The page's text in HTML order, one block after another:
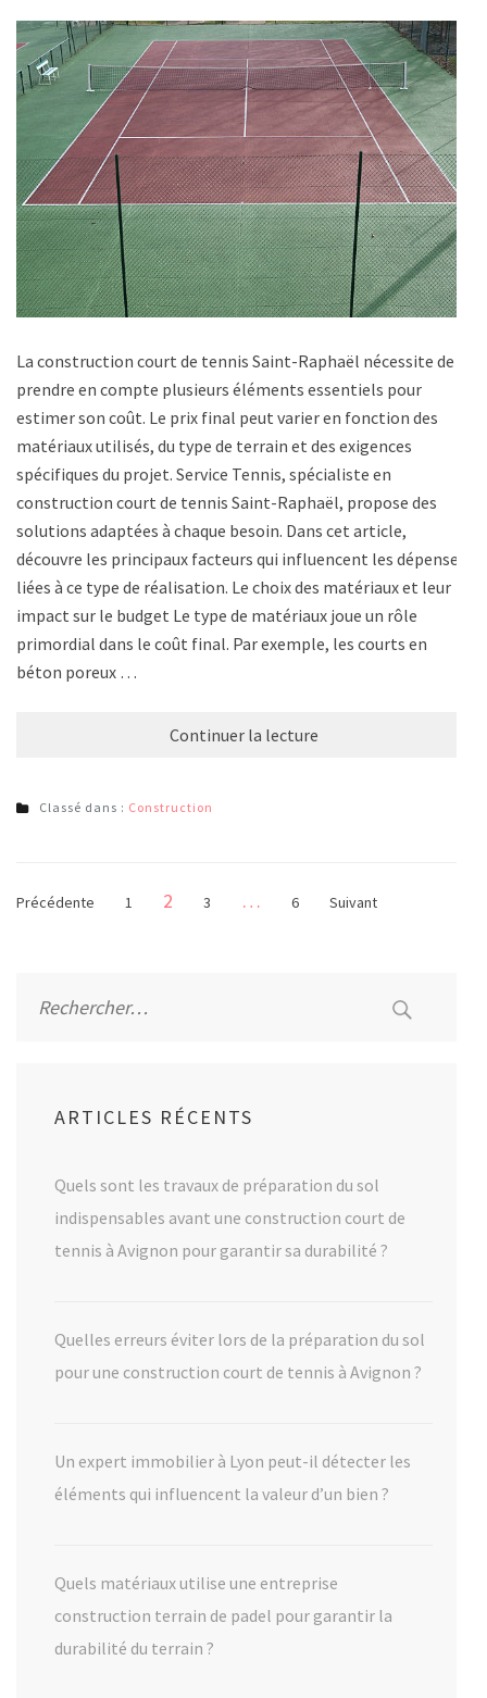
La construction court de tennis Saint-Raphaël nécessite de
prendre en compte plusieurs éléments essentiels pour
estimer son coût. Le prix final peut varier en fonction des
matériaux utilisés, du type de terrain et des exigences
spécifiques du projet. Service Tennis, spécialiste en
construction court de tennis Saint-Raphaël, propose des
solutions adaptées à chaque besoin. Dans cet article,
découvre les principaux facteurs qui influencent les dépenses
liées à ce type de réalisation. Le choix des matériaux et leur
impact sur le budget Le type de matériaux joue un rôle
primordial dans le coût final. Par exemple, les courts en
béton poreux …
Continuer la lecture
Classé dans : Construction
Pagination
Précédente Page
1 Page
2 Page
3 … Page
6 Suivant
ARTICLES RÉCENTS
Quels sont les travaux de préparation du sol
indispensables avant une construction court de
tennis à Avignon pour garantir sa durabilité ?
Quelles erreurs éviter lors de la préparation du sol
pour une construction court de tennis à Avignon ?
Un expert immobilier à Lyon peut-il détecter les
éléments qui influencent la valeur d’un bien ?
Quels matériaux utilise une entreprise
construction terrain de padel pour garantir la
durabilité du terrain ?